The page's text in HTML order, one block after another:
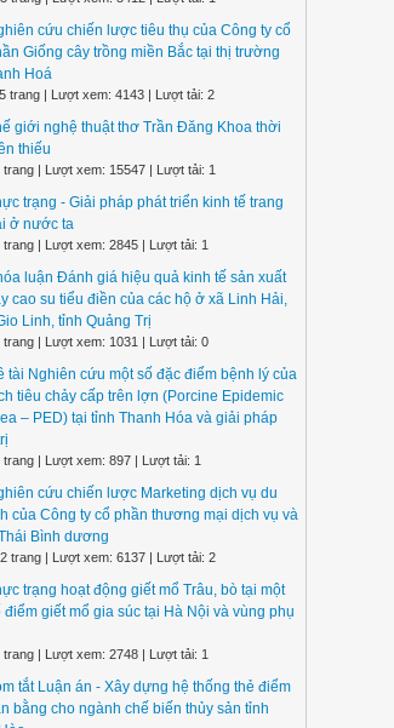
cứu chiến lược tiêu thụ của Công ty cổ
Giống cây trồng miền Bắc tại thị trường
Hoá
trang | Lượt xem: 4143 | Lượt tải: 2
giới nghệ thuật thơ Trần Đăng Khoa thời
thiếu
trang | Lượt xem: 15547 | Lượt tải: 1
trạng - Giải pháp phát triển kinh tế trang
ở nước ta
trang | Lượt xem: 2845 | Lượt tải: 1
luận Đánh giá hiệu quả kinh tế sản xuất
cao su tiểu điền của các hộ ở xã Linh Hải,
Linh, tỉnh Quảng Trị
trang | Lượt xem: 1031 | Lượt tải: 0
tài Nghiên cứu một số đặc điểm bệnh lý của
tiêu chảy cấp trên lợn (Porcine Epidemic
– PED) tại tỉnh Thanh Hóa và giải pháp
trang | Lượt xem: 897 | Lượt tải: 1
cứu chiến lược Marketing dịch vụ du
của Công ty cổ phần thương mại dịch vụ và
Bình dương
trang | Lượt xem: 6137 | Lượt tải: 2
trạng hoạt động giết mổ Trâu, bò tại một
điểm giết mổ gia súc tại Hà Nội và vùng phụ
trang | Lượt xem: 2748 | Lượt tải: 1
tắt Luận án - Xây dựng hệ thống thẻ điểm
bằng cho ngành chế biến thủy sản tỉnh